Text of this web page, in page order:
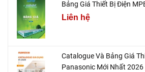
Bảng Giá Thiết Bị Điện
Liên hệ
Catalogue Và Bảng Giá
Panasonic Mới Nhất 2026